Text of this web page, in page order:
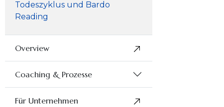
Todeszyklus und Bardo
Reading
Overview
Coaching & Prozesse
Für Unternehmen